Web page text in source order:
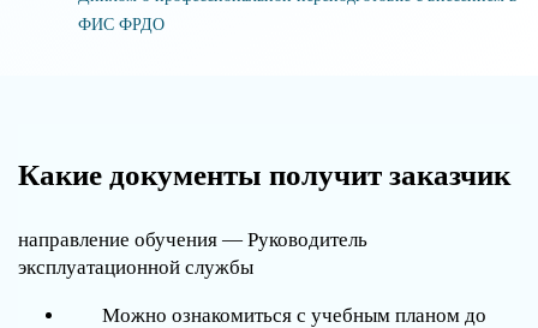
ФИС ФРДО
Какие документы получит заказчик
направление обучения — Руководитель
эксплуатационной службы
Можно ознакомиться с учебным планом до